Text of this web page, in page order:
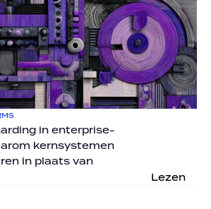
in enterprise-
kernsystemen
in plaats van
Lezen